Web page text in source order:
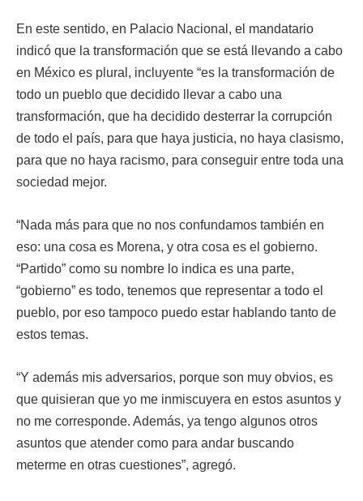
En este sentido, en Palacio Nacional, el mandatario
indicó que la transformación que se está llevando a cabo
en México es plural, incluyente “es la transformación de
todo un pueblo que decidido llevar a cabo una
transformación, que ha decidido desterrar la corrupción
de todo el país, para que haya justicia, no haya clasismo,
para que no haya racismo, para conseguir entre toda una
sociedad mejor.
“Nada más para que no nos confundamos también en
eso: una cosa es Morena, y otra cosa es el gobierno.
“Partido” como su nombre lo indica es una parte,
“gobierno” es todo, tenemos que representar a todo el
pueblo, por eso tampoco puedo estar hablando tanto de
estos temas.
“Y además mis adversarios, porque son muy obvios, es
que quisieran que yo me inmiscuyera en estos asuntos y
no me corresponde. Además, ya tengo algunos otros
asuntos que atender como para andar buscando
meterme en otras cuestiones”, agregó.